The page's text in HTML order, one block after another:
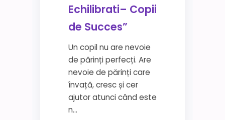
Echilibrati– Copii
de Succes”
Un copil nu are nevoie
de părinți perfecți. Are
nevoie de părinți care
învață, cresc și cer
ajutor atunci când este
n...